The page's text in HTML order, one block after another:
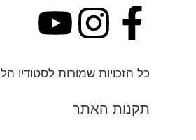
כל הזכויות שמורות לסטודיו
תקנות האתר